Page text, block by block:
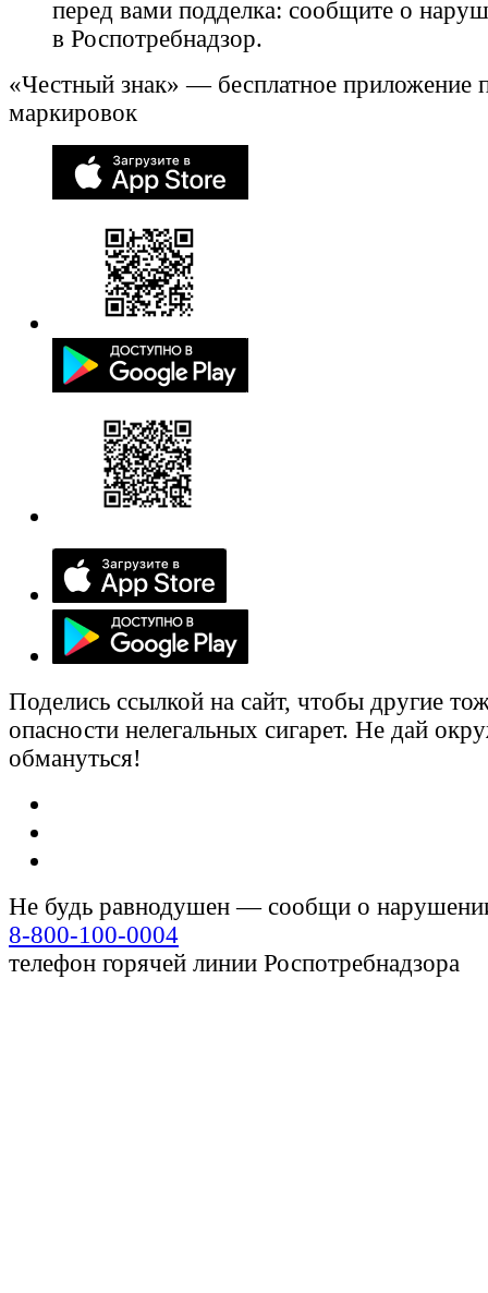
перед вами подделка: сообщите о
в Роспотребнадзор.
«Честный знак» — бесплатное приложение
маркировок
Поделись ссылкой на сайт, чтобы другие
опасности нелегальных сигарет. Не дай
обмануться!
Не будь равнодушен — сообщи о
8-800-100-0004
телефон горячей линии Роспотребнадзора